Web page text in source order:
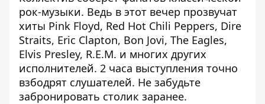
рок-музыки. Ведь в этот вечер прозвучат
хиты Pink Floyd, Red Hot Chili Peppers, Dire
Straits, Eric Clapton, Bon Jovi, The Eagles,
Elvis Presley, R.E.M. и многих других
исполнителей. 2 часа выступления точно
взбодрят слушателей. Не забудьте
забронировать столик заранее.